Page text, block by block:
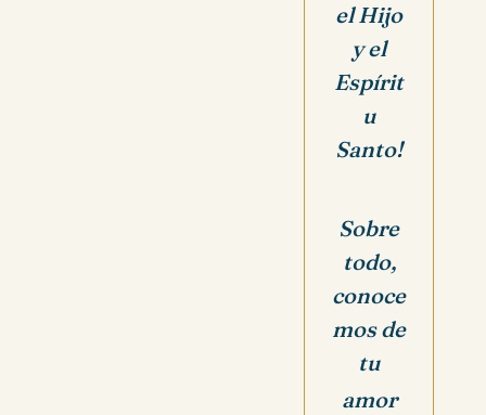
el Hijo
y el
Espírit
u
Santo!
Sobre
todo,
conoce
mos de
tu
amor